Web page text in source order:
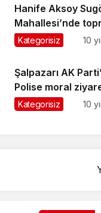
Hanife Aksoy
Mahallesi’nde
verildi
Kategorisiz 10
Şalpazarı AK
Polise moral
Kategorisiz 10